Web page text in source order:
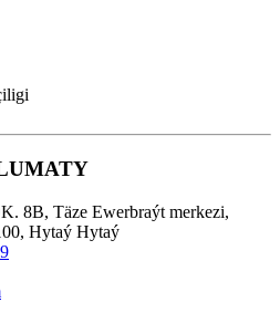
8B, Täze Ewerbraýt merkezi,
Hytaý Hytaý